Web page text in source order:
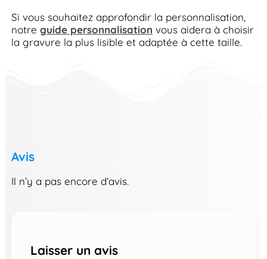
Si vous souhaitez approfondir la personnalisation,
notre guide personnalisation vous aidera à choisir
la gravure la plus lisible et adaptée à cette taille.
Avis
Il n’y a pas encore d’avis.
Laisser un avis